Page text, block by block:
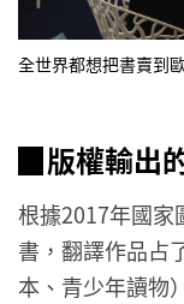
全世界都想把書賣到
▉版權輸出
根據2017年國家
書，翻譯作品占
本、青少年讀物